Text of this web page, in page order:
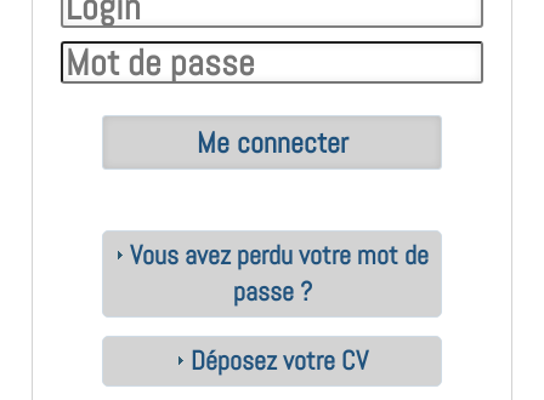
Vous avez perdu votre mot de
passe ?
Déposez votre CV